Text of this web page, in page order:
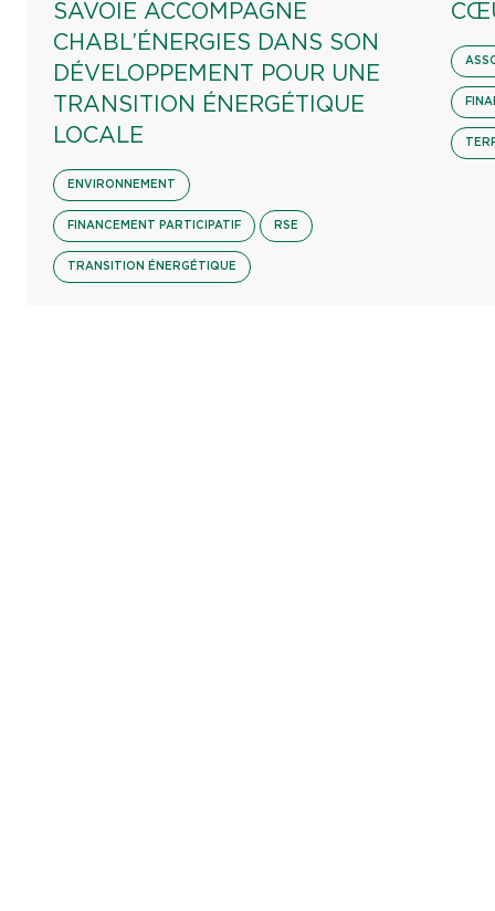
SAVOIE ACCOMPAGNE
CHABL’ÉNERGIES DANS SON
DÉVELOPPEMENT POUR UNE
TRANSITION ÉNERGÉTIQUE
LOCALE
ENVIRONNEMENT
FINANCEMENT PARTICIPATIF RSE
TRANSITION ÉNERGÉTIQUE